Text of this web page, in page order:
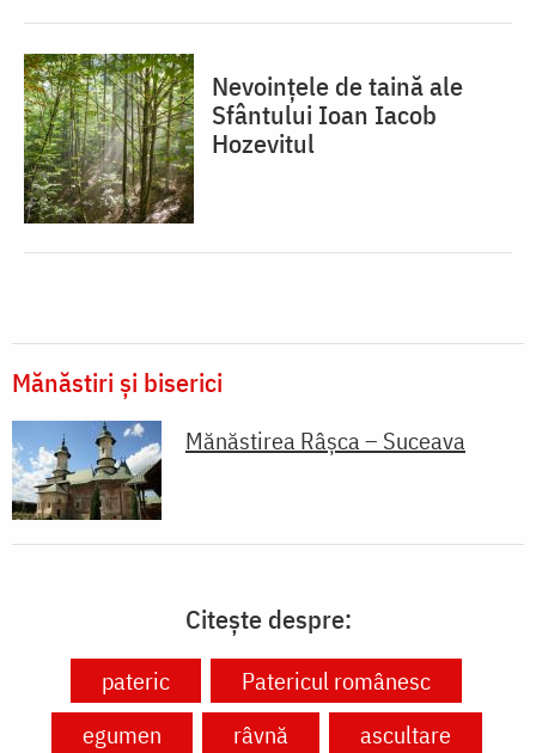
Nevoințele de taină ale
Sfântului Ioan Iacob
Hozevitul
Mănăstiri și biserici
Mănăstirea Râșca – Suceava
Citește despre:
pateric
Patericul românesc
egumen
râvnă
ascultare